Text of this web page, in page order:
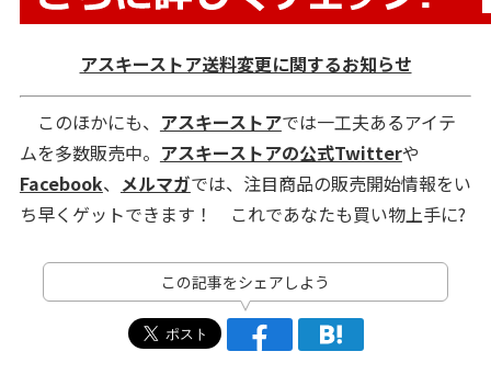
アスキーストア送料変更に関するお知らせ
このほかにも、 アスキーストアでは一工夫あるアイテ
ムを多数販売中。 アスキーストアの公式Twitterや
Facebook、 メルマガでは、注目商品の販売開始情報をい
ち早くゲットできます！ これであなたも買い物上手に?
この記事をシェアしよう